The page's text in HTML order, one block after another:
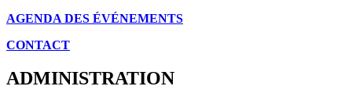
AGENDA DES ÉVÉNEMENTS
CONTACT
ADMINISTRATION